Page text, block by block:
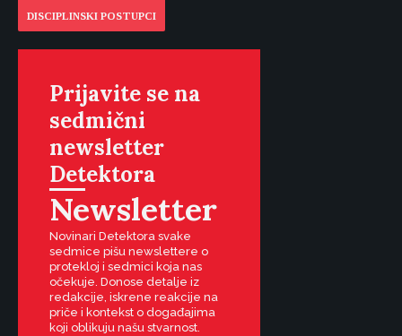
DISCIPLINSKI POSTUPCI
Prijavite se na
sedmični
newsletter
Detektora
Newsletter
Novinari Detektora svake
sedmice pišu newslettere o
protekloj i sedmici koja nas
očekuje. Donose detalje iz
redakcije, iskrene reakcije na
priče i kontekst o događajima
koji oblikuju našu stvarnost.